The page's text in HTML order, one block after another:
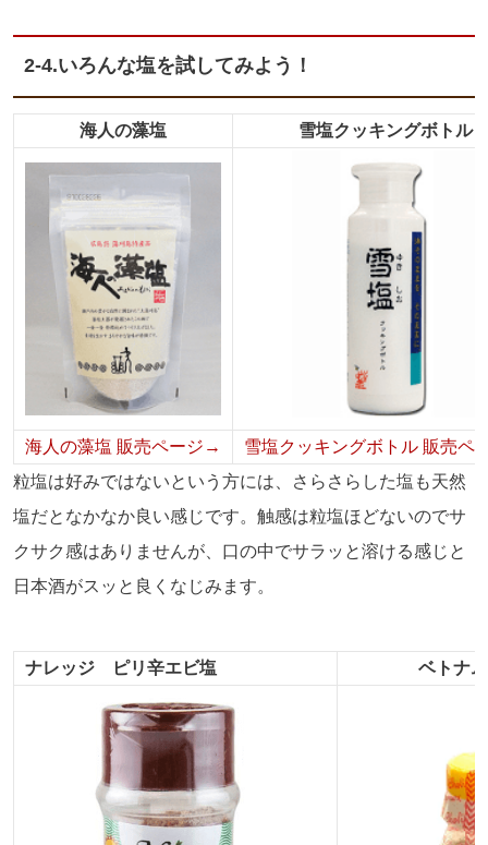
2-4.いろんな塩を試してみよう！
海人の藻塩 雪塩クッキングボトル
海人の藻塩 販売ページ→
雪塩クッキングボトル 販売ペ
粒塩は好みではないという方には、さらさらした塩も天然
塩だとなかなか良い感じです。触感は粒塩ほどないのでサ
クサク感はありませんが、口の中でサラッと溶ける感じと
日本酒がスッと良くなじみます。
ナレッジ ピリ辛エビ塩 ベトナ